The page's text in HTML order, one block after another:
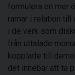
formulera en mer
ramar i relation
i de verk som
från uttalade
kopplade till
det innebär att ta